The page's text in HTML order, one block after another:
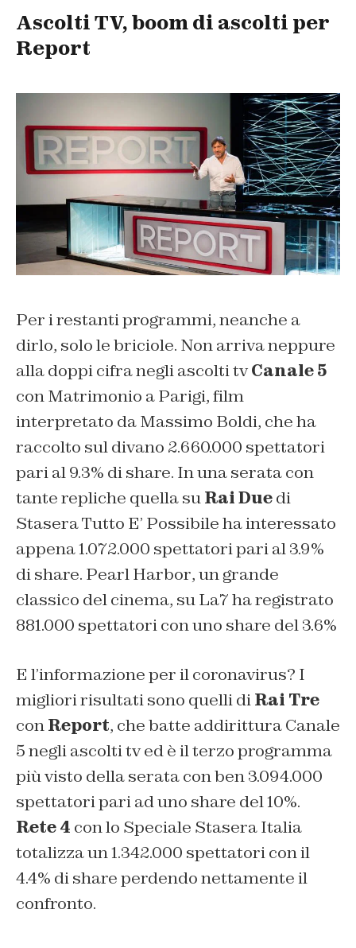
Ascolti TV, boom di ascolti per
Report
Per i restanti programmi, neanche a
dirlo, solo le briciole. Non arriva neppure
alla doppi cifra negli ascolti tvCanale 5
conMatrimonio a Parigi, film
interpretato da Massimo Boldi, che ha
raccolto sul divano 2.660.000 spettatori
pari al 9.3% di share. In una serata con
tante repliche quella suRai Duedi
Stasera Tutto E’ Possibileha interessato
appena 1.072.000 spettatori pari al 3.9%
di share. Pearl Harbor, un grande
classico del cinema, su La7 ha registrato
881.000 spettatori con uno share del 3.6%
E l’informazione per il coronavirus? I
migliori risultati sono quelli diRai Tre
conReport, che batte addirittura Canale
5 negli ascolti tv ed è il terzo programma
più visto della serata con ben 3.094.000
spettatori pari ad uno share del 10%.
Rete 4 con lo Speciale Stasera Italia
totalizza un 1.342.000 spettatori con il
4.4% di share perdendo nettamente il
confronto.